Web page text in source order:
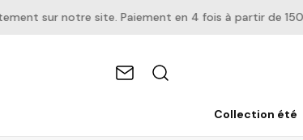
sur notre site. Paiement en 4 fois à partir de
Collection été